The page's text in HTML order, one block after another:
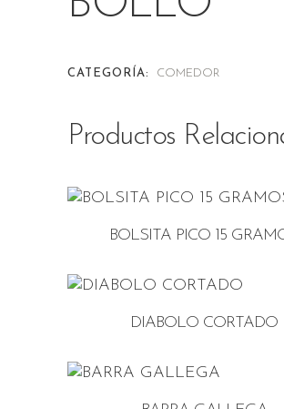
CATEGORÍA: COMEDOR
Productos
BOLSITA PICO 15
DIABOLO CORTADO